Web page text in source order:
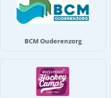
BCM Ouderenzorg